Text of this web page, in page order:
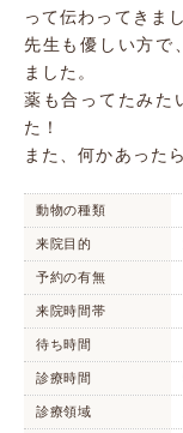
って伝わってきまし
先生も優しい方で
ました。
薬も合ってたみた
た！
また、何かあった
動物の種類
来院目的
予約の有無
来院時間帯
待ち時間
診療時間
診療領域